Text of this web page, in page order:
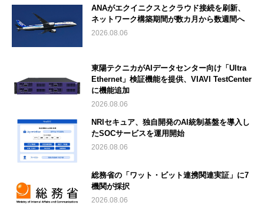
ANAがエクイニクスとクラウド接続を刷新、
ネットワーク構築期間が数カ月から数週間へ
2026.08.06
東陽テクニカがAIデータセンター向け「Ultra
Ethernet」検証機能を提供、VIAVI TestCenter
に機能追加
2026.08.06
NRIセキュア、独自開発のAI統制基盤を導入し
たSOCサービスを運用開始
2026.08.06
総務省の「ワット・ビット連携関連実証」に7
機関が採択
2026.08.06